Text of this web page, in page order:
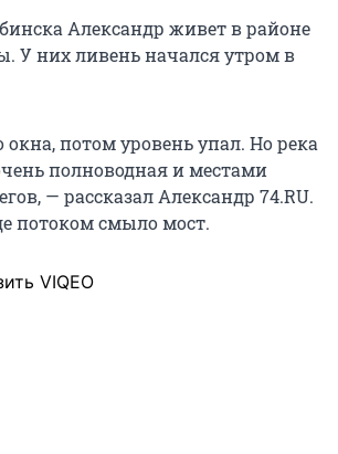
Александр живет в районе
У них ливень начался утром в
потом уровень упал. Но река
полноводная и местами
— рассказал Александр 74.RU.
потоком смыло мост.
VIQEO